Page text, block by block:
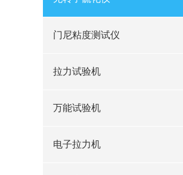
门尼粘度测试仪
拉力试验机
万能试验机
电子拉力机